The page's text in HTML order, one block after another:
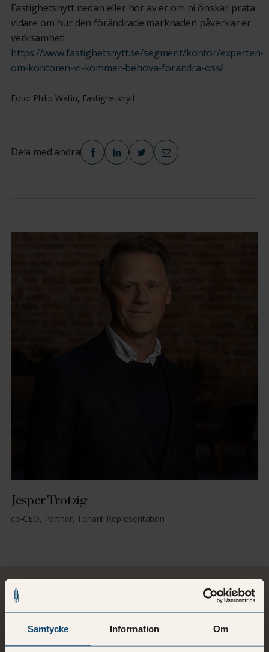
Samtycke Information Om
Fastighetsnytt nedan eller hör av er om ni önskar prata
vidare om hur den förändrade marknaden påverkar er
verksamhet!
https://www.fastighetsnytt.se/segment/kontor/experten-
om-kontoren-vi-kommer-behova-forandra-oss/
Foto: Philip Wallin, Fastighetsnytt
Dela med andra
Jesper Trotzig
co-CEO, Partner, Tenant Representation
Relaterad läsning